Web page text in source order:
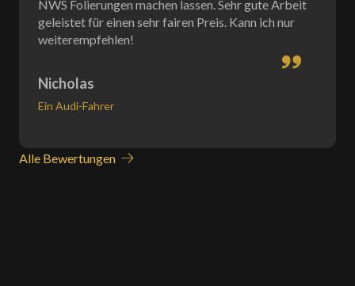
Alle Bewertungen
NWS Folierungen machen lassen. Sehr gute Arbeit
geleistet für einen sehr fairen Preis. Kann ich nur
weiterempfehlen!
Nicholas
Ein Audi-Fahrer